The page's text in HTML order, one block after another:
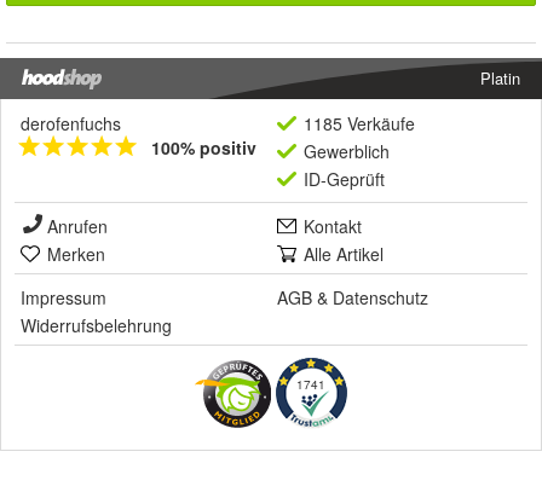
Platin
derofenfuchs
100% positiv
1185 Verkäufe
Gewerblich
ID-Geprüft
Anrufen
Kontakt
Merken
Alle Artikel
Impressum
AGB & Datenschutz
Widerrufsbelehrung
1741